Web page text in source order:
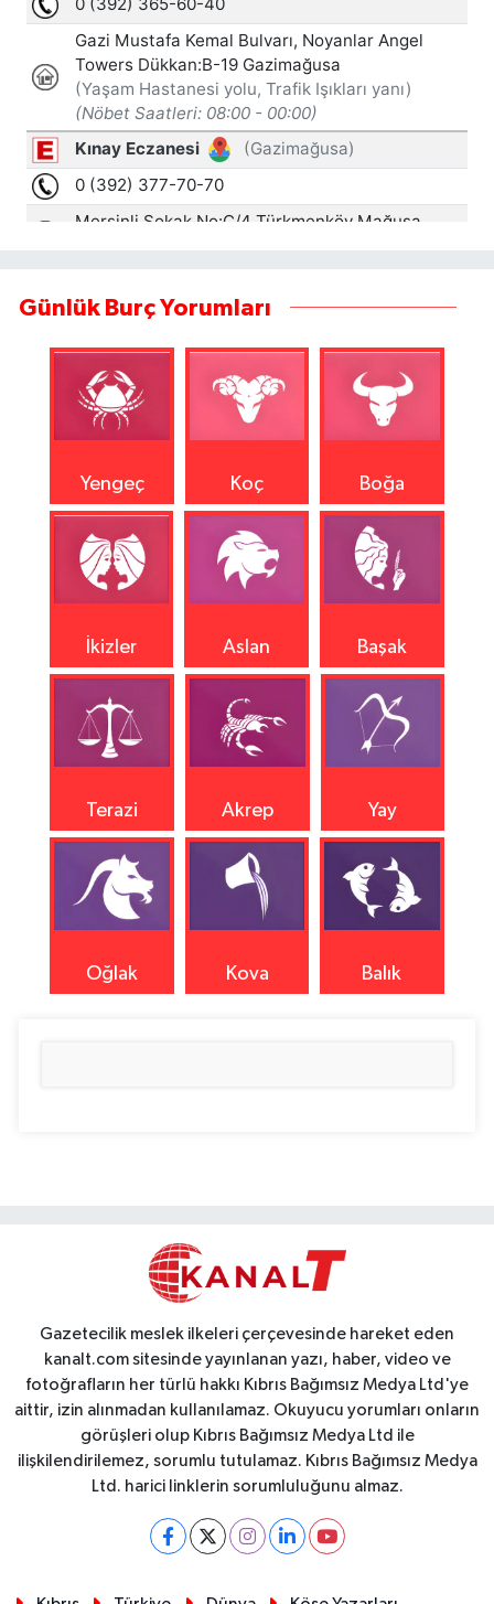
Günlük Burç Yorumları
Yengeç Koç Boğa
İkizler Aslan Başak
Terazi Akrep Yay
Oğlak Kova Balık
Gazetecilik meslek ilkeleri çerçevesinde hareket eden
kanalt.com sitesinde yayınlanan yazı, haber, video ve
fotoğrafların her türlü hakkı Kıbrıs Bağımsız Medya Ltd'ye
aittir, izin alınmadan kullanılamaz. Okuyucu yorumları onların
görüşleri olup Kıbrıs Bağımsız Medya Ltd ile
ilişkilendirilemez, sorumlu tutulamaz. Kıbrıs Bağımsız Medya
Ltd. harici linklerin sorumluluğunu almaz.